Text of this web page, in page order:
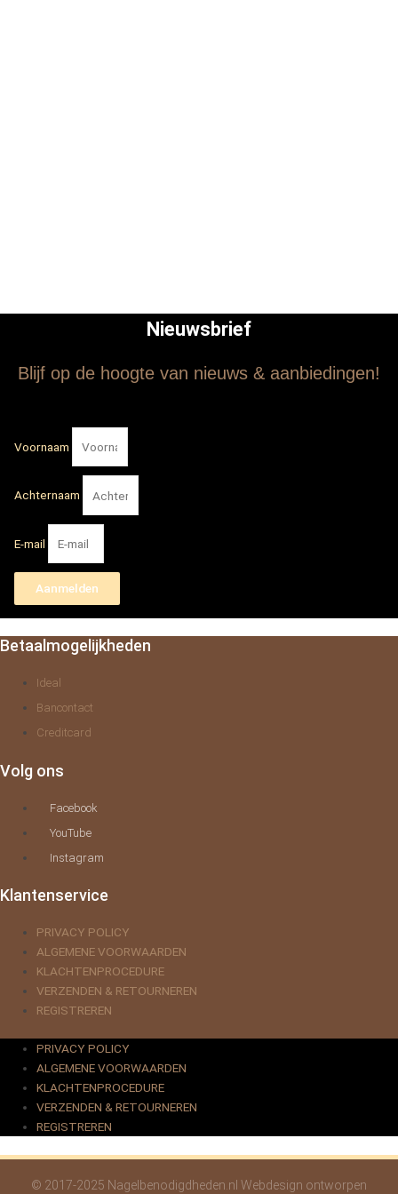
Nieuwsbrief
Blijf op de hoogte van nieuws & aanbiedingen!
Voornaam
Achternaam
E-mail
Aanmelden
Betaalmogelijkheden
Ideal
Bancontact
Creditcard
Volg ons
Facebook
YouTube
Instagram
Klantenservice
PRIVACY POLICY
ALGEMENE VOORWAARDEN
KLACHTENPROCEDURE
VERZENDEN & RETOURNEREN
REGISTREREN
PRIVACY POLICY
ALGEMENE VOORWAARDEN
KLACHTENPROCEDURE
VERZENDEN & RETOURNEREN
REGISTREREN
© 2017-2025 Nagelbenodigdheden.nl Webdesign ontworpen